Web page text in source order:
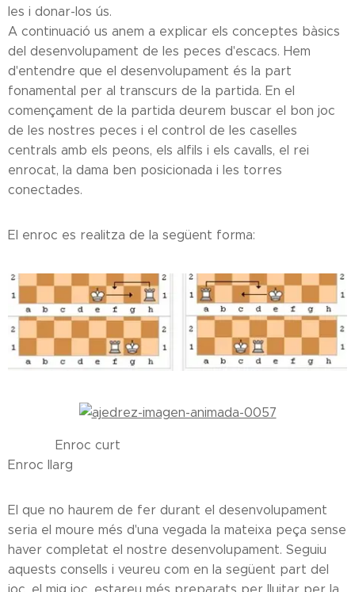
les i donar-los ús.
A continuació us anem a explicar els conceptes bàsics
del desenvolupament de les peces d'escacs. Hem
d'entendre que el desenvolupament és la part
fonamental per al transcurs de la partida. En el
començament de la partida deurem buscar el bon joc
de les nostres peces i el control de les caselles
centrals amb els peons, els alfils i els cavalls, el rei
enrocat, la dama ben posicionada i les torres
conectades.
El enroc es realitza de la següent forma:
Enroc curt
Enroc llarg
El que no haurem de fer durant el desenvolupament
seria el moure més d'una vegada la mateixa peça sense
haver completat el nostre desenvolupament. Seguiu
aquests consells i veureu com en la següent part del